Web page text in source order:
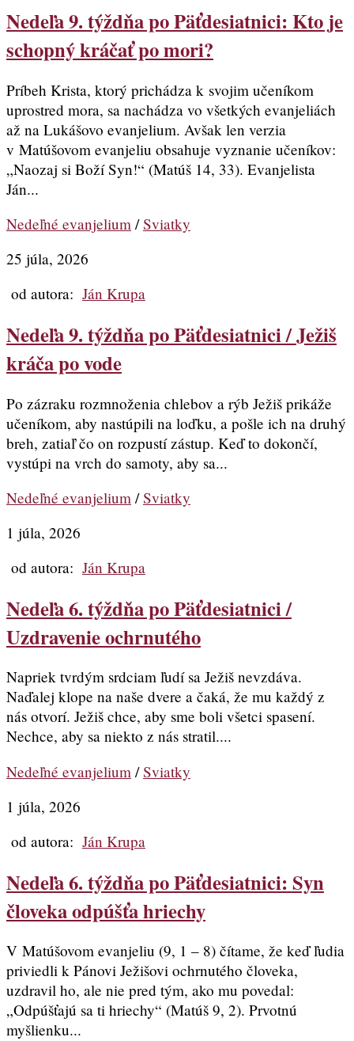
Nedeľa 9. týždňa po Päťdesiatnici: Kto je
schopný kráčať po mori?
Príbeh Krista, ktorý prichádza k svojim učeníkom
uprostred mora, sa nachádza vo všetkých evanjeliách
až na Lukášovo evanjelium. Avšak len verzia
v Matúšovom evanjeliu obsahuje vyznanie učeníkov:
„Naozaj si Boží Syn!“ (Matúš 14, 33). Evanjelista
Ján...
Nedeľné evanjelium /Sviatky
25 júla, 2026
od autora: Ján Krupa
Nedeľa 9. týždňa po Päťdesiatnici / Ježiš
kráča po vode
Po zázraku rozmnoženia chlebov a rýb Ježiš prikáže
učeníkom, aby nastúpili na loďku, a pošle ich na druhý
breh, zatiaľ čo on rozpustí zástup. Keď to dokončí,
vystúpi na vrch do samoty, aby sa...
Nedeľné evanjelium /Sviatky
1 júla, 2026
od autora: Ján Krupa
Nedeľa 6. týždňa po Päťdesiatnici /
Uzdravenie ochrnutého
Napriek tvrdým srdciam ľudí sa Ježiš nevzdáva.
Naďalej klope na naše dvere a čaká, že mu každý z
nás otvorí. Ježiš chce, aby sme boli všetci spasení.
Nechce, aby sa niekto z nás stratil....
Nedeľné evanjelium /Sviatky
1 júla, 2026
od autora: Ján Krupa
Nedeľa 6. týždňa po Päťdesiatnici: Syn
človeka odpúšťa hriechy
V Matúšovom evanjeliu (9, 1 – 8) čítame, že keď ľudia
priviedli k Pánovi Ježišovi ochrnutého človeka,
uzdravil ho, ale nie pred tým, ako mu povedal:
„Odpúšťajú sa ti hriechy“ (Matúš 9, 2). Prvotnú
myšlienku...